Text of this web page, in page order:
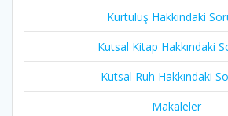
Kurtuluş Hakkındaki
Kutsal Kitap Hakkındaki
Kutsal Ruh Hakkındaki
Makaleler